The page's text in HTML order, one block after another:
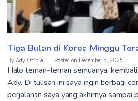
Tiga Bulan di Korea Minggu
By Ady Official Posted on December 5, 2025
Halo teman-teman semuanya,
Ady. Di tulisan ini saya ingin berbagi
perjalanan saya yang akhirnya sampai